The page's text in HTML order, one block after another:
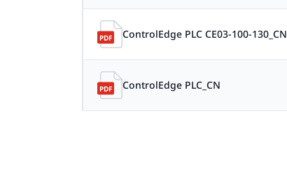
ControlEdge PLC CE03-100-130_CN
ControlEdge PLC_CN